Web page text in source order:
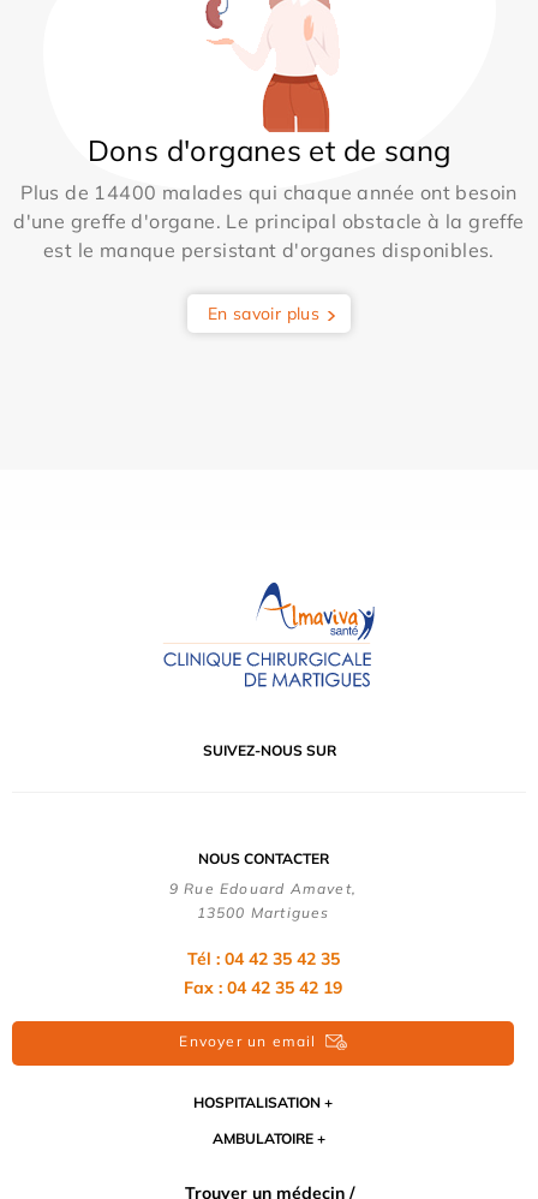
Dons d'organes et de sang
Plus de 14400 malades qui chaque année ont besoin
d'une greffe d'organe. Le principal obstacle à la greffe
est le manque persistant d'organes disponibles.
En savoir plus
SUIVEZ-NOUS SUR
NOUS CONTACTER
9 Rue Edouard Amavet,
13500 Martigues
Tél : 04 42 35 42 35
Fax : 04 42 35 42 19
Envoyer un email
HOSPITALISATION
AMBULATOIRE
Trouver un médecin /